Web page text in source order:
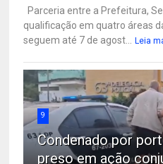
Parceria entre a Prefeitura,
qualificação em quatro áreas
seguem até 7 de agost...
Leia
9
Condenado por
preso em ação